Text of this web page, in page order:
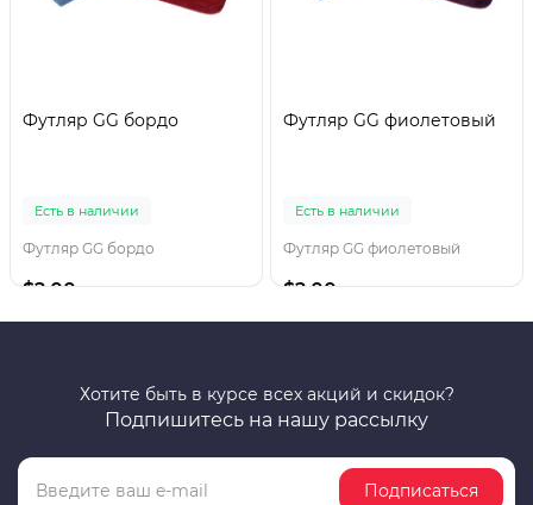
Футляр GG бордо
Есть в наличии
Футляр GG бордо
$2.00
Футляр GG фиолетовый
Есть в наличии
Футляр GG фиолетовый
$2.00
Хотите быть в курсе всех акций и скидок?
Подпишитесь на нашу рассылку
Подписаться